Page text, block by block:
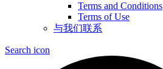
Terms and Conditions
Terms of Use
与我们联系
Search icon